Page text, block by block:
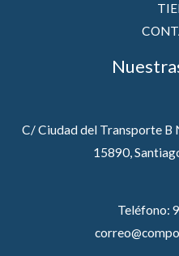
C/ Ciudad del Transporte B
15890,
Teléfono: